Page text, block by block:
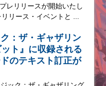
レリリースが開始いたし
リース・イベントと ...
ク：ザ・ギャザリン
ト』に収録される
のテキスト訂正が